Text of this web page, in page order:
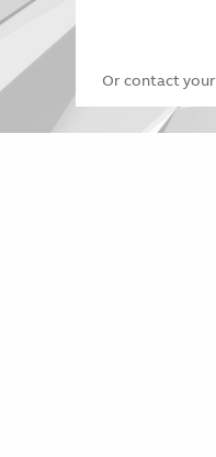
Or contact your